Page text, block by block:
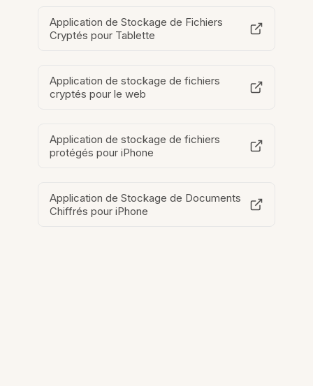
Application de Stockage de Fichiers
Cryptés pour Tablette
Application de stockage de fichiers
cryptés pour le web
Application de stockage de fichiers
protégés pour iPhone
Application de Stockage de Documents
Chiffrés pour iPhone